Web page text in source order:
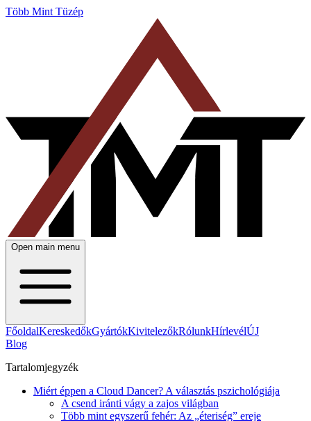
Több Mint Tüzép
Open main menu
FőoldalKereskedőkGyártókKivitelezőkRólunkHírlevélÚJ
Blog
Tartalomjegyzék
Miért éppen a Cloud Dancer? A választás pszichológiája
A csend iránti vágy a zajos világban
Több mint egyszerű fehér: Az „éteriség” ereje